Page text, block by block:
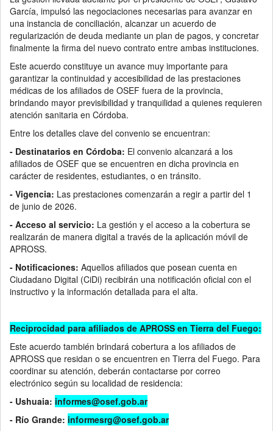
García, impulsó las negociaciones necesarias para avanzar en
una instancia de conciliación, alcanzar un acuerdo de
regularización de deuda mediante un plan de pagos, y concretar
finalmente la firma del nuevo contrato entre ambas instituciones.
Este acuerdo constituye un avance muy importante para
garantizar la continuidad y accesibilidad de las prestaciones
médicas de los afiliados de OSEF fuera de la provincia,
brindando mayor previsibilidad y tranquilidad a quienes requieren
atención sanitaria en Córdoba.
Entre los detalles clave del convenio se encuentran:
- Destinatarios en Córdoba: El convenio alcanzará a los
afiliados de OSEF que se encuentren en dicha provincia en
carácter de residentes, estudiantes, o en tránsito.
- Vigencia: Las prestaciones comenzarán a regir a partir del 1
de junio de 2026.
- Acceso al servicio: La gestión y el acceso a la cobertura se
realizarán de manera digital a través de la aplicación móvil de
APROSS.
- Notificaciones: Aquellos afiliados que posean cuenta en
Ciudadano Digital (CiDi) recibirán una notificación oficial con el
instructivo y la información detallada para el alta.
Reciprocidad para afiliados de APROSS en Tierra del Fuego:
Este acuerdo también brindará cobertura a los afiliados de
APROSS que residan o se encuentren en Tierra del Fuego. Para
coordinar su atención, deberán contactarse por correo
electrónico según su localidad de residencia:
- Ushuaia: informes@osef.gob.ar
- Río Grande: informesrg@osef.gob.ar